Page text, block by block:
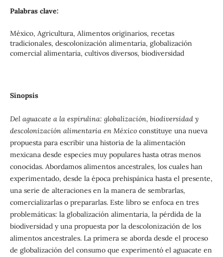
Palabras clave:
México, Agricultura, Alimentos originarios, recetas
tradicionales, descolonización alimentaria, globalización
comercial alimentaria, cultivos diversos, biodiversidad
Sinopsis
Del aguacate a la espirulina: globalización, biodiversidad y
descolonización alimentaria en Méxicoconstituye una nueva
propuesta para escribir una historia de la alimentación
mexicana desde especies muy populares hasta otras menos
conocidas. Abordamos alimentos ancestrales, los cuales han
experimentado, desde la época prehispánica hasta el presente,
una serie de alteraciones en la manera de sembrarlas,
comercializarlas o prepararlas. Este libro se enfoca en tres
problemáticas: la globalización alimentaria, la pérdida de la
biodiversidad y una propuesta por la descolonización de los
alimentos ancestrales. La primera se aborda desde el proceso
de globalización del consumo que experimentó el aguacate en